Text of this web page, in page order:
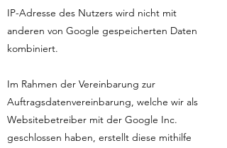
IP-Adresse des Nutzers wird nicht mit
anderen von Google gespeicherten Daten
kombiniert.
Im Rahmen der Vereinbarung zur
Auftragsdatenvereinbarung, welche wir als
Websitebetreiber mit der Google Inc.
geschlossen haben, erstellt diese mithilfe